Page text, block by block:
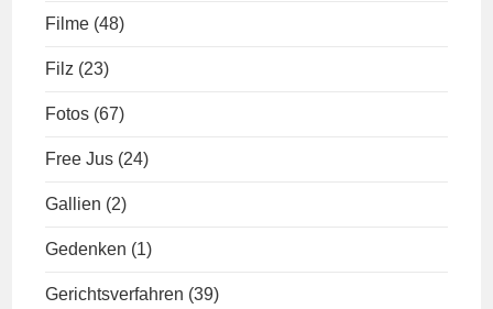
Filme (48)
Filz (23)
Fotos (67)
Free Jus (24)
Gallien (2)
Gedenken (1)
Gerichtsverfahren (39)